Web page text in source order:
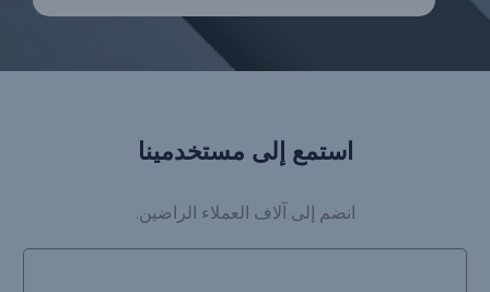
استمع إلى مستخدمينا
انضم إلى آلاف العملاء الراضين.